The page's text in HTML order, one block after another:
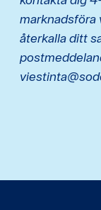
marknadsföra
återkalla ditt